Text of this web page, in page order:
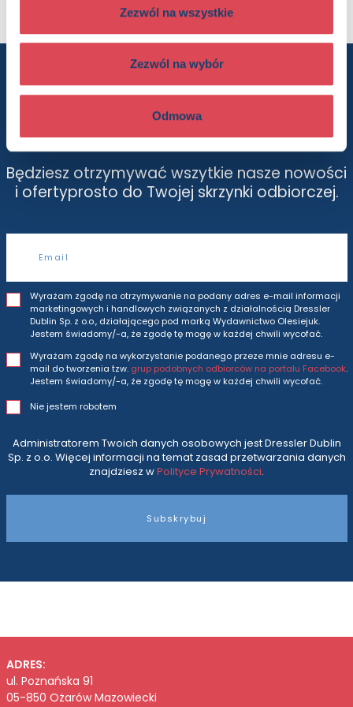
Zezwól na wszystkie
Zezwól na wybór
Odmowa
Chcesz wiedzieć więcej? Zapisz się
do newslettera
Będziesz otrzymywać wszytkie nasze nowości
i ofertyprosto do Twojej skrzynki odbiorczej.
Wyrażam zgodę na otrzymywanie na podany adres e-mail informacji
marketingowych i handlowych związanych z działalnością Dressler
Dublin Sp. z o.o., działającego pod marką Wydawnictwo Olesiejuk.
Jestem świadomy/-a, że zgodę tę mogę w każdej chwili wycofać.
Wyrażam zgodę na wykorzystanie podanego przeze mnie adresu e-
mail do tworzenia tzw. grup podobnych odbiorców na portalu Facebook.
Jestem świadomy/-a, że zgodę tę mogę w każdej chwili wycofać.
Nie jestem robotem
Administratorem Twoich danych osobowych jest Dressler Dublin
Sp. z o.o. Więcej informacji na temat zasad przetwarzania danych
znajdziesz wPolityce Prywatności.
Subskrybuj
ADRES:
ul. Poznańska 91
05-850 Ożarów Mazowiecki